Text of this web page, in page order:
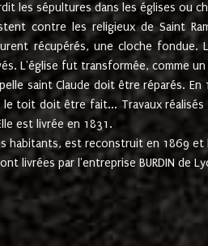
les sépultures dans les églises ou
contre les religieux de Saint
récupérés, une cloche
L'église fut transformée, comme
saint Claude doit être réparés.
le toit doit être fait... Travaux
est livrée en 1831.
habitants, est reconstruit en 1869 et
livrées par l'entreprise BURDIN de